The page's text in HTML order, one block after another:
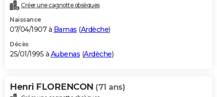
Créer une cagnotte obsèques
Naissance
07/04/1907 à Barnas (Ardèche)
Décès
25/01/1995 à Aubenas (Ardèche)
Henri FLORENCON (71 ans)